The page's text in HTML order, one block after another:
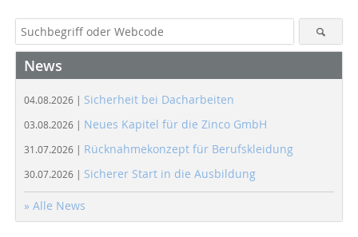
News
04.08.2026 | Sicherheit bei Dacharbeiten
03.08.2026 | Neues Kapitel für die Zinco GmbH
31.07.2026 | Rücknahmekonzept für Berufskleidung
30.07.2026 | Sicherer Start in die Ausbildung
» Alle News